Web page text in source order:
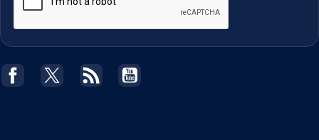
FacebookTwitter RSS